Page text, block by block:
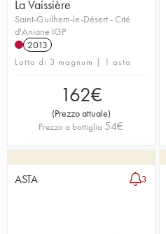
La Vaissière
Saint-Guilhem-le-Désert - Cité
d'Aniane IGP
2013
Lotto di 3 magnum | 1 asta
162€
(Prezzo attuale)
Prezzo a bottiglia 54€
ASTA 3